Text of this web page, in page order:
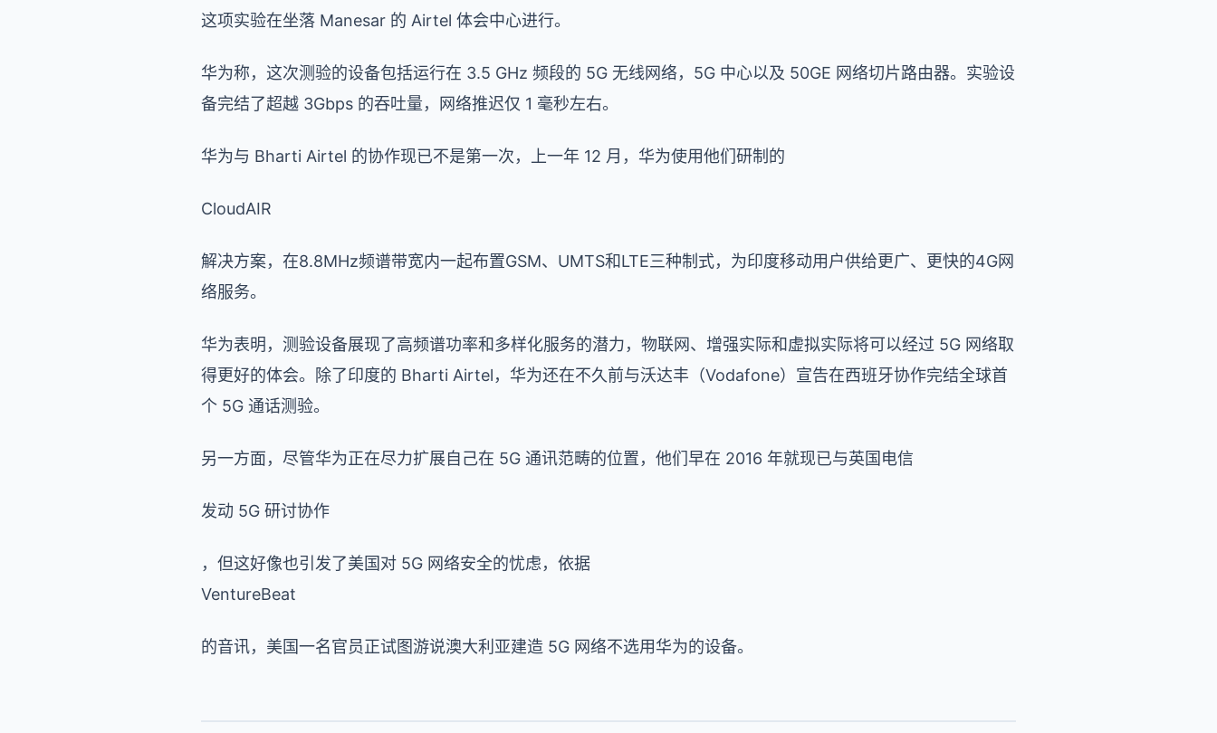
这项实验在坐落 Manesar 的 Airtel 体会中心进行。
华为称，这次测验的设备包括运行在 3.5 GHz 频段的 5G 无线网络，5G 中心以及 50GE 网络切片路由器。实验设
备完结了超越 3Gbps 的吞吐量，网络推迟仅 1 毫秒左右。
华为与 Bharti Airtel 的协作现已不是第一次，上一年 12 月，华为使用他们研制的
CloudAIR
解决方案，在8.8MHz频谱带宽内一起布置GSM、UMTS和LTE三种制式，为印度移动用户供给更广、更快的4G网
络服务。
华为表明，测验设备展现了高频谱功率和多样化服务的潜力，物联网、增强实际和虚拟实际将可以经过 5G 网络取
得更好的体会。除了印度的 Bharti Airtel，华为还在不久前与沃达丰（Vodafone）宣告在西班牙协作完结全球首
个 5G 通话测验。
另一方面，尽管华为正在尽力扩展自己在 5G 通讯范畴的位置，他们早在 2016 年就现已与英国电信
发动 5G 研讨协作
，但这好像也引发了美国对 5G 网络安全的忧虑，依据
VentureBeat
的音讯，美国一名官员正试图游说澳大利亚建造 5G 网络不选用华为的设备。